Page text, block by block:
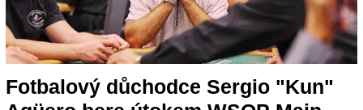
Fotbalový důchodce Sergio "Kun"